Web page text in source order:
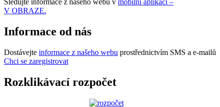
Sledujte informace z našeho webu v mobilní aplikaci –
V OBRAZE.
Informace od nás
Dostávejte informace z našeho webu prostřednictvím SMS a e-mailů
Chci se zaregistrovat
Rozklikávací rozpočet